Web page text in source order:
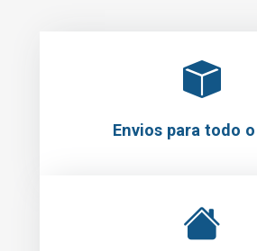
Envios para todo